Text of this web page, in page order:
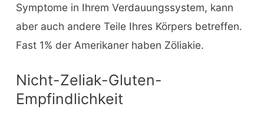
Symptome in Ihrem Verdauungssystem, kann
aber auch andere Teile Ihres Körpers betreffen.
Fast 1% der Amerikaner haben Zöliakie.
Nicht-Zeliak-Gluten-
Empfindlichkeit